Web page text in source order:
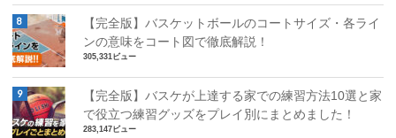
【完全版】バスケットボールのコートサイズ・各ライ
ンの意味をコート図で徹底解説！
305,331ビュー
【完全版】バスケが上達する家での練習方法10選と家
で役立つ練習グッズをプレイ別にまとめました！
283,147ビュー